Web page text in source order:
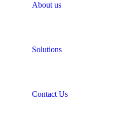
About us
Solutions
Contact Us